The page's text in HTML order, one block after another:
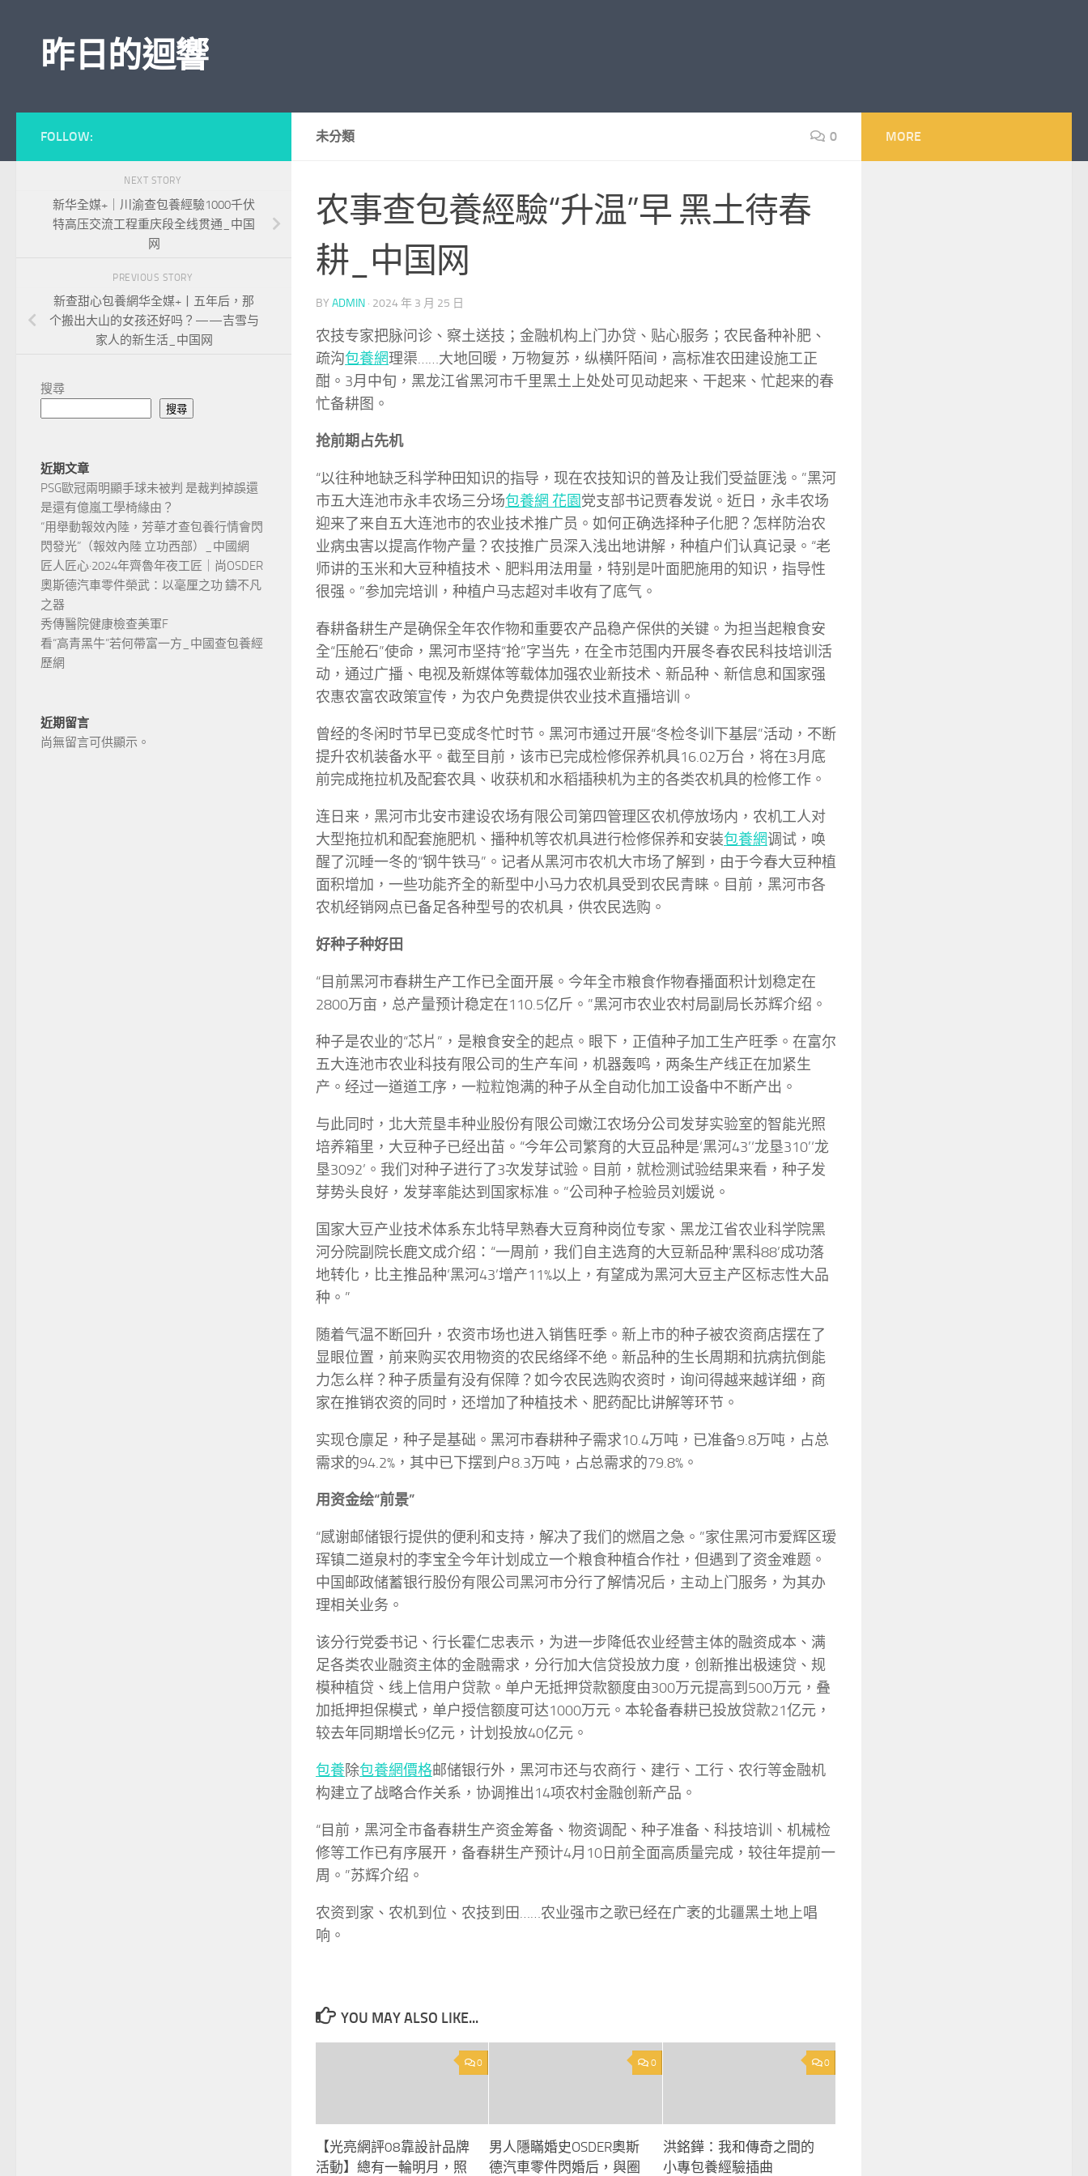
昨日的迴響
未分類 0
农事查包養經驗“升温”早 黑土待春
耕_中国网
BY ADMIN · 2024 年 3 月 25 日
农技专家把脉问诊、察土送技；金融机构上门办贷、贴心服务；农民备种补肥、
疏沟包養網理渠……大地回暖，万物复苏，纵横阡陌间，高标准农田建设施工正
酣。3月中旬，黑龙江省黑河市千里黑土上处处可见动起来、干起来、忙起来的春
忙备耕图。
抢前期占先机
“以往种地缺乏科学种田知识的指导，现在农技知识的普及让我们受益匪浅。”黑河
市五大连池市永丰农场三分场包養網 花園党支部书记贾春发说。近日，永丰农场
迎来了来自五大连池市的农业技术推广员。如何正确选择种子化肥？怎样防治农
业病虫害以提高作物产量？农技推广员深入浅出地讲解，种植户们认真记录。“老
师讲的玉米和大豆种植技术、肥料用法用量，特别是叶面肥施用的知识，指导性
很强。”参加完培训，种植户马志超对丰收有了底气。
春耕备耕生产是确保全年农作物和重要农产品稳产保供的关键。为担当起粮食安
全“压舱石”使命，黑河市坚持“抢”字当先，在全市范围内开展冬春农民科技培训活
动，通过广播、电视及新媒体等载体加强农业新技术、新品种、新信息和国家强
农惠农富农政策宣传，为农户免费提供农业技术直播培训。
曾经的冬闲时节早已变成冬忙时节。黑河市通过开展“冬检冬训下基层”活动，不断
提升农机装备水平。截至目前，该市已完成检修保养机具16.02万台，将在3月底
前完成拖拉机及配套农具、收获机和水稻插秧机为主的各类农机具的检修工作。
连日来，黑河市北安市建设农场有限公司第四管理区农机停放场内，农机工人对
大型拖拉机和配套施肥机、播种机等农机具进行检修保养和安装包養網调试，唤
醒了沉睡一冬的“钢牛铁马”。记者从黑河市农机大市场了解到，由于今春大豆种植
面积增加，一些功能齐全的新型中小马力农机具受到农民青睐。目前，黑河市各
农机经销网点已备足各种型号的农机具，供农民选购。
好种子种好田
“目前黑河市春耕生产工作已全面开展。今年全市粮食作物春播面积计划稳定在
2800万亩，总产量预计稳定在110.5亿斤。”黑河市农业农村局副局长苏辉介绍。
种子是农业的“芯片”，是粮食安全的起点。眼下，正值种子加工生产旺季。在富尔
五大连池市农业科技有限公司的生产车间，机器轰鸣，两条生产线正在加紧生
产。经过一道道工序，一粒粒饱满的种子从全自动化加工设备中不断产出。
与此同时，北大荒垦丰种业股份有限公司嫩江农场分公司发芽实验室的智能光照
培养箱里，大豆种子已经出苗。“今年公司繁育的大豆品种是‘黑河43’‘龙垦310’‘龙
垦3092’。我们对种子进行了3次发芽试验。目前，就检测试验结果来看，种子发
芽势头良好，发芽率能达到国家标准。”公司种子检验员刘媛说。
国家大豆产业技术体系东北特早熟春大豆育种岗位专家、黑龙江省农业科学院黑
河分院副院长鹿文成介绍：“一周前，我们自主选育的大豆新品种‘黑科88’成功落
地转化，比主推品种‘黑河43’增产11%以上，有望成为黑河大豆主产区标志性大品
种。”
随着气温不断回升，农资市场也进入销售旺季。新上市的种子被农资商店摆在了
显眼位置，前来购买农用物资的农民络绎不绝。新品种的生长周期和抗病抗倒能
力怎么样？种子质量有没有保障？如今农民选购农资时，询问得越来越详细，商
家在推销农资的同时，还增加了种植技术、肥药配比讲解等环节。
实现仓廪足，种子是基础。黑河市春耕种子需求10.4万吨，已准备9.8万吨，占总
需求的94.2%，其中已下摆到户8.3万吨，占总需求的79.8%。
用资金绘“前景”
“感谢邮储银行提供的便利和支持，解决了我们的燃眉之急。”家住黑河市爱辉区瑷
珲镇二道泉村的李宝全今年计划成立一个粮食种植合作社，但遇到了资金难题。
中国邮政储蓄银行股份有限公司黑河市分行了解情况后，主动上门服务，为其办
理相关业务。
该分行党委书记、行长霍仁忠表示，为进一步降低农业经营主体的融资成本、满
足各类农业融资主体的金融需求，分行加大信贷投放力度，创新推出极速贷、规
模种植贷、线上信用户贷款。单户无抵押贷款额度由300万元提高到500万元，叠
加抵押担保模式，单户授信额度可达1000万元。本轮备春耕已投放贷款21亿元，
较去年同期增长9亿元，计划投放40亿元。
包養除包養網價格邮储银行外，黑河市还与农商行、建行、工行、农行等金融机
构建立了战略合作关系，协调推出14项农村金融创新产品。
“目前，黑河全市备春耕生产资金筹备、物资调配、种子准备、科技培训、机械检
修等工作已有序展开，备春耕生产预计4月10日前全面高质量完成，较往年提前一
周。”苏辉介绍。
农资到家、农机到位、农技到田……农业强市之歌已经在广袤的北疆黑土地上唱
响。
YOU MAY ALSO LIKE...
0
【光亮網評08靠設計品牌
活動】總有一輪明月，照
0
男人隱瞞婚史OSDER奧斯
德汽車零件閃婚后，與圈
0
洪銘鏵：我和傳奇之間的
小專包養經驗插曲
FOLLOW:
NEXT STORY
新华全媒+｜川渝查包養經驗1000千伏
特高压交流工程重庆段全线贯通_中国
网
PREVIOUS STORY
新查甜心包養網华全媒+丨五年后，那
个搬出大山的女孩还好吗？——吉雪与
家人的新生活_中国网
搜尋
搜尋
近期文章
PSG歐冠兩明顯手球未被判 是裁判掉誤還
是還有億嵐工學椅緣由？
“用舉動報效內陸，芳華才查包養行情會閃
閃發光”（報效內陸 立功西部）_中國網
匠人匠心·2024年齊魯年夜工匠｜尚OSDER
奧斯德汽車零件榮武：以毫厘之功 鑄不凡
之器
秀傳醫院健康檢查美軍F
看“高青黑牛”若何帶富一方_中國查包養經
歷網
近期留言
尚無留言可供顯示。
MORE